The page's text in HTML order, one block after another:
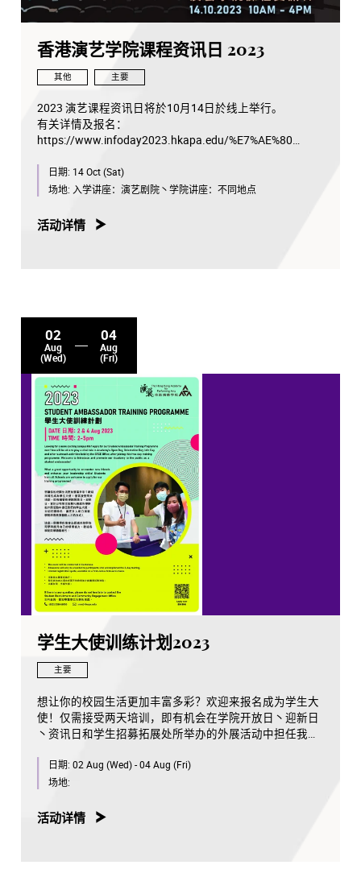
香港演艺学院课程资讯日 2023
其他 主要
2023 演艺课程资讯日将於10月14日於线上举行。
有关详情及报名：
https://www.infoday2023.hkapa.edu/%E7%AE%80
日期: 14 Oct (Sat)
场地: 入学讲座：演艺剧院丶学院讲座：不同地点
活动详情
02
Aug
(Wed)
04
Aug
(Fri)
学生大使训练计划2023
主要
想让你的校园生活更加丰富多彩？欢迎来报名成为学生大
使！仅需接受两天培训，即有机会在学院开放日丶迎新日
丶资讯日和学生招募拓展处所举办的外展活动中担任我们
表演艺术人才的方式！
导能力，欢迎各学院同学踊跃报名！
日期: 02 Aug (Wed) - 04 Aug (Fri)
场地:
活动详情